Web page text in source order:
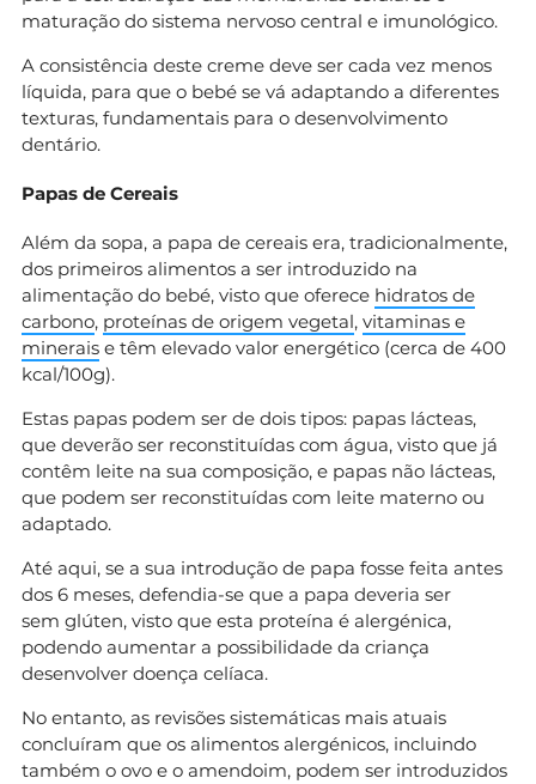
maturação do sistema nervoso central e imunológico.
A consistência deste creme deve ser cada vez menos
líquida, para que o bebé se vá adaptando a diferentes
texturas, fundamentais para o desenvolvimento
dentário.
Papas de Cereais
Além da sopa, a papa de cereais era, tradicionalmente,
dos primeiros alimentos a ser introduzido na
alimentação do bebé, visto que oferece hidratos de
carbono, proteínas de origem vegetal, vitaminas e
minerais e têm elevado valor energético (cerca de 400
kcal/100g).
Estas papas podem ser de dois tipos: papas lácteas,
que deverão ser reconstituídas com água, visto que já
contêm leite na sua composição, e papas não lácteas,
que podem ser reconstituídas com leite materno ou
adaptado.
Até aqui, se a sua introdução de papa fosse feita antes
dos 6 meses, defendia-se que a papa deveria ser
sem glúten, visto que esta proteína é alergénica,
podendo aumentar a possibilidade da criança
desenvolver doença celíaca.
No entanto, as revisões sistemáticas mais atuais
concluíram que os alimentos alergénicos, incluindo
também o ovo e o amendoim, podem ser introduzidos